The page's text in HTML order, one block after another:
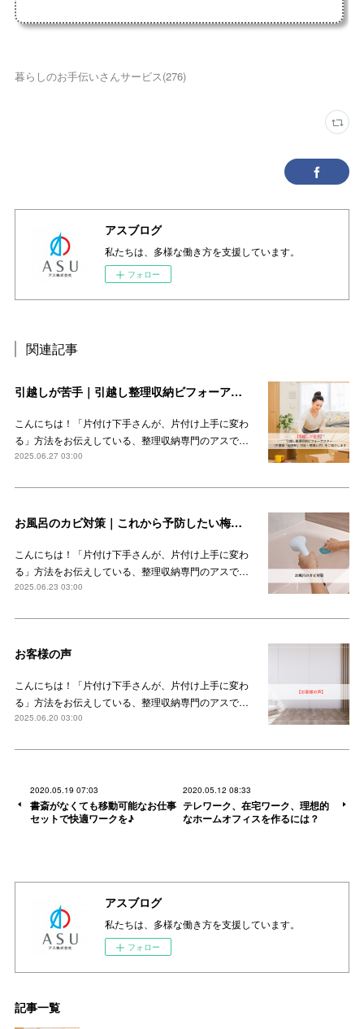
暮らしのお手伝いさんサービス(276)
アスブログ
私たちは、多様な働き方を支援しています。
フォロー
関連記事
引越しが苦手｜引越し整理収納ビフォーアフター（千葉県「船橋駅」付近・現場レポ）をご紹介します
こんにちは！「片付け下手さんが、片付け上手に変わ
る」方法をお伝えしている、整理収納専門のアスで…
2025.06.27 03:00
お風呂のカビ対策｜これから予防したい梅雨時期のカビ
こんにちは！「片付け下手さんが、片付け上手に変わ
る」方法をお伝えしている、整理収納専門のアスで…
2025.06.23 03:00
お客様の声
こんにちは！「片付け下手さんが、片付け上手に変わ
る」方法をお伝えしている、整理収納専門のアスで…
2025.06.20 03:00
2020.05.19 07:03
書斎がなくても移動可能なお仕事
セットで快適ワークを♪
2020.05.12 08:33
テレワーク、在宅ワーク、理想的
なホームオフィスを作るには？
アスブログ
私たちは、多様な働き方を支援しています。
フォロー
記事一覧